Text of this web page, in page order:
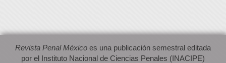
Revista Penal México es una publicación semestral editada
por el Instituto Nacional de Ciencias Penales (INACIPE)